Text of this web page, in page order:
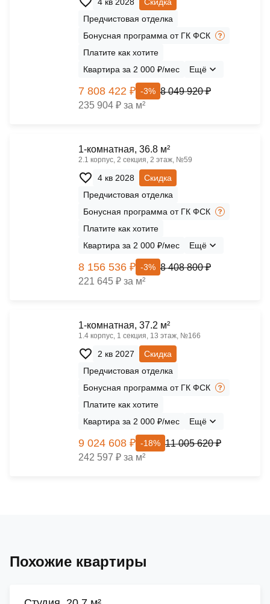
4 кв 2028
Скидка
Предчистовая отделка
Бонусная программа от ГК ФСК
Платите как хотите
Квартира за 2 000 ₽/мес
Ещё
7 808 422 ₽ -3% 8 049 920 ₽
235 904 ₽ за м²
1-комнатная, 36.8 м²
2.1 корпус, 2 секция, 2 этаж, №59
4 кв 2028
Скидка
Предчистовая отделка
Бонусная программа от ГК ФСК
Платите как хотите
Квартира за 2 000 ₽/мес
Ещё
8 156 536 ₽ -3% 8 408 800 ₽
221 645 ₽ за м²
1-комнатная, 37.2 м²
1.4 корпус, 1 секция, 13 этаж, №166
2 кв 2027
Скидка
Предчистовая отделка
Бонусная программа от ГК ФСК
Платите как хотите
Квартира за 2 000 ₽/мес
Ещё
9 024 608 ₽ -18% 11 005 620 ₽
242 597 ₽ за м²
Похожие квартиры